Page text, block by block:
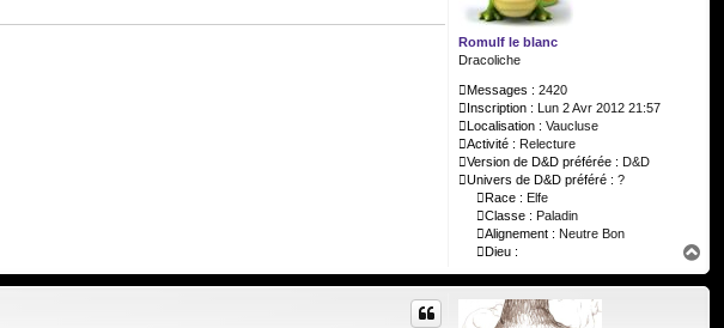
Romulf le blanc
Dracoliche
Messages : 2420
Inscription : Lun 2 Avr 2012 21:57
Localisation : Vaucluse
Activité : Relecture
Version de D&D préférée : D&D
Univers de D&D préféré : ?
Race : Elfe
Classe : Paladin
Alignement : Neutre Bon
Dieu :
a
u